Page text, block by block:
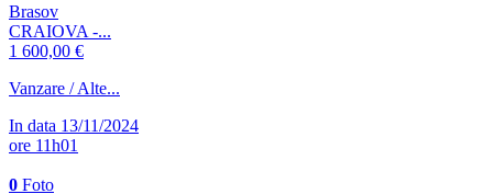
Brasov
CRAIOVA -...
1 600,00 €
Vanzare / Alte...
In data 13/11/2024
ore 11h01
0 Foto